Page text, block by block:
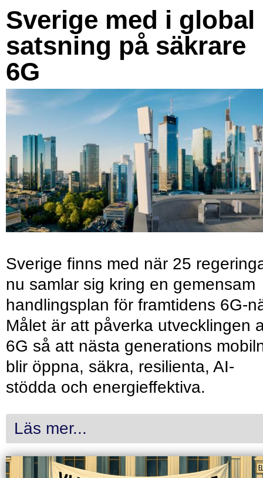
Sverige med i global
satsning på säkrare
6G
Sverige finns med när 25
nu samlar sig kring en gemensam
handlingsplan för framtidens 6G-
Målet är att påverka utvecklingen
6G så att nästa generations
blir öppna, säkra, resilienta, AI-
stödda och energieffektiva.
Läs mer...